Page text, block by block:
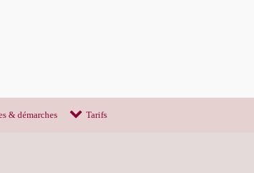
& démarches Tarifs